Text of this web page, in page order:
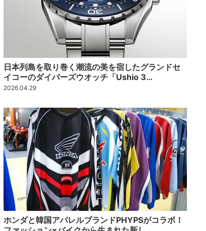
日本列島を取り巻く潮流の美を宿したグランドセ
イコーのダイバーズウオッチ「Ushio 3…
2026.04.29
ホンダと韓国アパレルブランドPHYPSがコラボ！